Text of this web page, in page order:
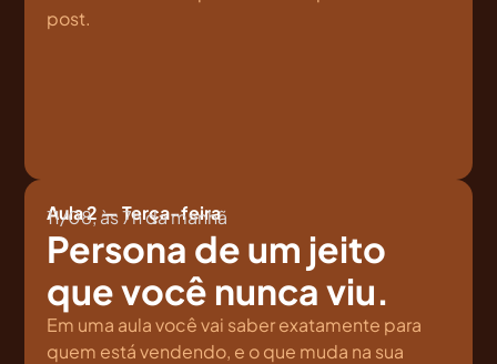
post.
Aula 2 — Terça-feira
11/08, às 7h da manhã
Persona de um jeito
que você nunca viu.
Em uma aula você vai saber exatamente para
quem está vendendo, e o que muda na sua